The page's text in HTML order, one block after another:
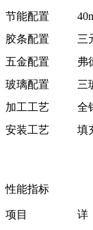
节能配置
胶条配置
三
五金配置
弗
玻璃配置
三
加工工艺
全
安装工艺
填
性能指标
项目
详